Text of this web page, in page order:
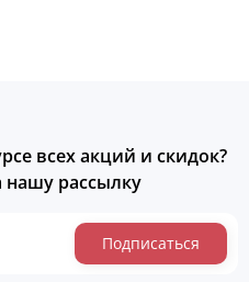
всех акций и скидок?
рассылку
Подписаться